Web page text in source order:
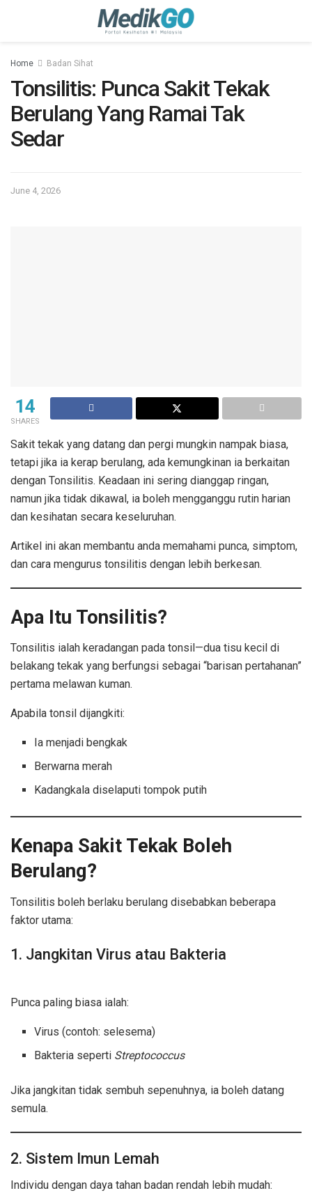
Home Badan Sihat
Tonsilitis: Punca Sakit Tekak
Berulang Yang Ramai Tak
Sedar
June 4, 2026
14
SHARES
Sakit tekak yang datang dan pergi mungkin nampak biasa,
tetapi jika ia kerap berulang, ada kemungkinan ia berkaitan
dengan Tonsilitis. Keadaan ini sering dianggap ringan,
namun jika tidak dikawal, ia boleh mengganggu rutin harian
dan kesihatan secara keseluruhan.
Artikel ini akan membantu anda memahami punca, simptom,
dan cara mengurus tonsilitis dengan lebih berkesan.
Apa Itu Tonsilitis?
Tonsilitis ialah keradangan pada tonsil—dua tisu kecil di
belakang tekak yang berfungsi sebagai “barisan pertahanan”
pertama melawan kuman.
Apabila tonsil dijangkiti:
Ia menjadi bengkak
Berwarna merah
Kadangkala diselaputi tompok putih
Kenapa Sakit Tekak Boleh
Berulang?
Tonsilitis boleh berlaku berulang disebabkan beberapa
faktor utama:
1. Jangkitan Virus atau Bakteria
Punca paling biasa ialah:
Virus (contoh: selesema)
Bakteria seperti Streptococcus
Jika jangkitan tidak sembuh sepenuhnya, ia boleh datang
semula.
2. Sistem Imun Lemah
Individu dengan daya tahan badan rendah lebih mudah: